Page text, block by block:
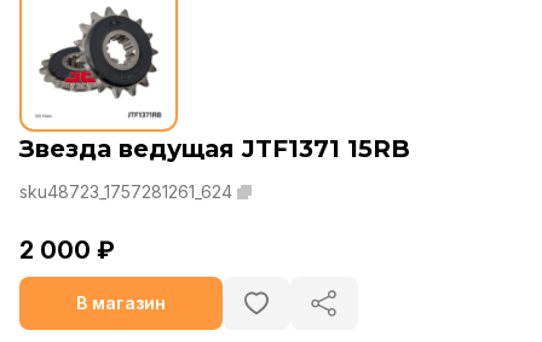
Звезда ведущая JTF1371 15RB
sku48723_1757281261_624
2 000 ₽
В магазин